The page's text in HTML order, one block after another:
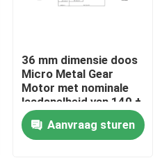
36 mm dimensie doos
Micro Metal Gear
Motor met nominale
laadsnelheid van 140 ±
10% Rpm
Aanvraag sturen